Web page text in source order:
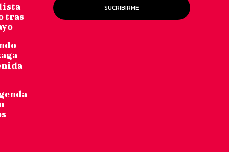
tras
SUCRIBIRME